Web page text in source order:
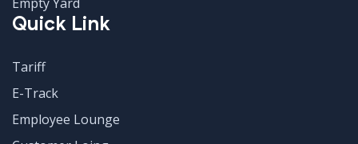
Quick Link
Tariff
E-Track
Employee Lounge